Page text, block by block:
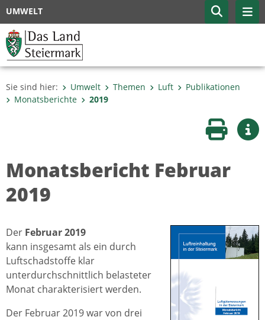
UMWELT
Sie sind hier: Umwelt Themen Luft
Publikationen
Monatsberichte
2019
Seite
Monatsbericht Februar
2019
Der Februar 2019
kann insgesamt als ein durch
Luftschadstoffe klar
unterdurchschnittlich belasteter
Monat charakterisiert werden.
Der Februar 2019 war von drei